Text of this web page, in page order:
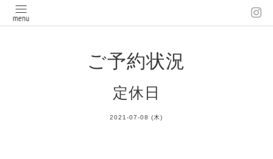
ご予約状況
定休日
2021-07-08 (木)